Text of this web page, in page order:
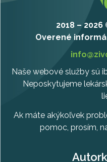
2018 –
Overené
Naše webové služby sú
Neposkytujeme
Ak máte akýkoľvek
pomoc, prosím,